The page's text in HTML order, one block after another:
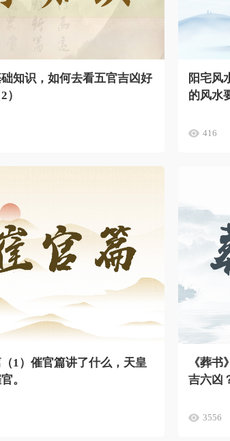
知识，如何去看五官吉凶好
）
阳宅风
的风水
416
1）催官篇讲了什么，天皇
。
《葬
吉六凶
3556